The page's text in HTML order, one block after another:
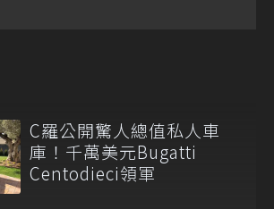
C羅公開驚人總值私人車
庫！千萬美元Bugatti
Centodieci領軍